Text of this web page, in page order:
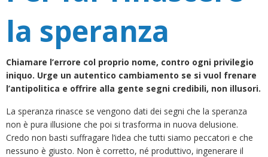
la speranza
Chiamare l’errore col proprio nome, contro ogni privilegio
iniquo. Urge un autentico cambiamento se si vuol frenare
l’antipolitica e offrire alla gente segni credibili, non illusori.
La speranza rinasce se vengono dati dei segni che la speranza
non è pura illusione che poi si trasforma in nuova delusione.
Credo non basti suffragare l’idea che tutti siamo peccatori e che
nessuno è giusto. Non è corretto, né produttivo, ingenerare il